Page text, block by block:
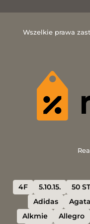
Wszelkie prawa
4F 5.10.15. 50
Adidas
Alkmie
Allegro